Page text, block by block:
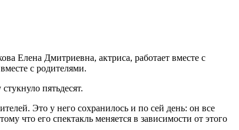
Елена Дмитриевна, актриса, работает вместе с
с родителями.
пятьдесят.
Это у него сохранилось и по сей день: он все
что его спектакль меняется в зависимости от этого